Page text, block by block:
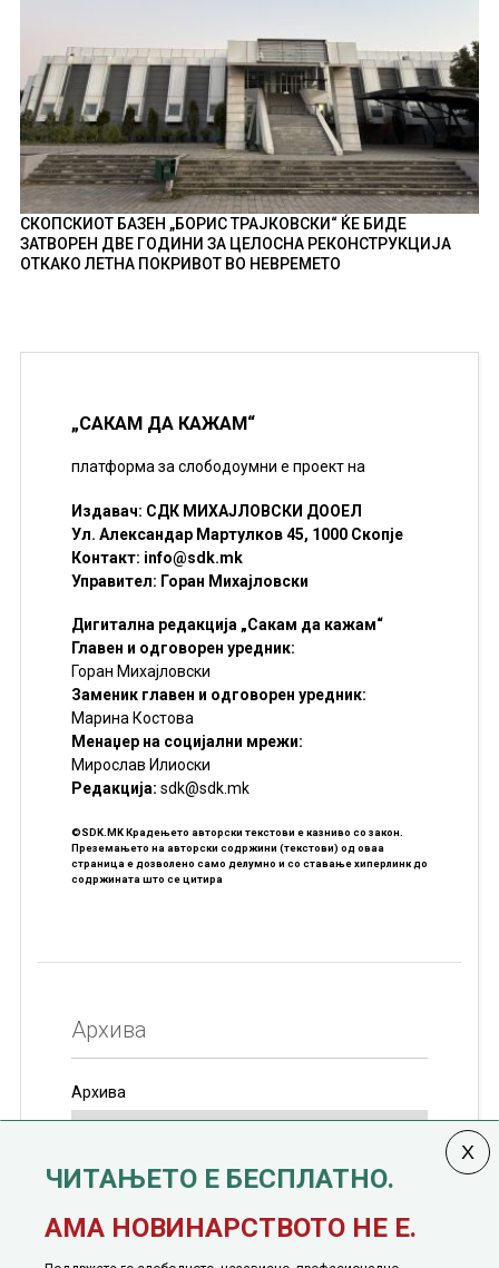
СКОПСКИОТ БАЗЕН „БОРИС ТРАЈКОВСКИ“ ЌЕ БИДЕ
ЗАТВОРЕН ДВЕ ГОДИНИ ЗА ЦЕЛОСНА РЕКОНСТРУКЦИЈА
ОТКАКО ЛЕТНА ПОКРИВОТ ВО НЕВРЕМЕТО
„САКАМ ДА КАЖАМ“
платформа за слободоумни е проект на
Издавач: СДК МИХАЈЛОВСКИ ДООЕЛ
Ул. Александар Мартулков 45, 1000 Скопје
Контакт: info@sdk.mk
Управител: Горан Михајловски
Дигитална редакција „Сакам да кажам“
Главен и одговорен уредник:
Горан Михајловски
Заменик главен и одговорен уредник:
Марина Костова
Менаџер на социјални мрежи:
Мирослав Илиоски
Редакцијa: sdk@sdk.mk
©SDK.MK Крадењето авторски текстови е казниво со закон.
Преземањето на авторски содржини (текстови) од оваа
страница е дозволено само делумно и со ставање хиперлинк до
содржината што се цитира
Архива
Архива
јануари, 1991 година
ЧИТАЊЕТО Е БЕСПЛАТНО.
АМА НОВИНАРСТВОТО НЕ Е.